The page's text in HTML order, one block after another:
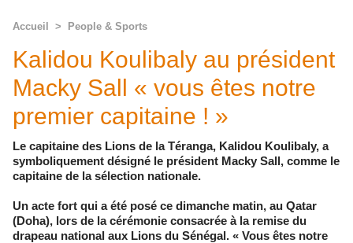
Accueil > People & Sports
Kalidou Koulibaly au président
Macky Sall « vous êtes notre
premier capitaine ! »
Le capitaine des Lions de la Téranga, Kalidou Koulibaly, a
symboliquement désigné le président Macky Sall, comme le
capitaine de la sélection nationale.
Un acte fort qui a été posé ce dimanche matin, au Qatar
(Doha), lors de la cérémonie consacrée à la remise du
drapeau national aux Lions du Sénégal. « Vous êtes notre